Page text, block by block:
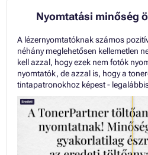
Nyomtatási minőség
A lézernyomtatóknak számos
néhány meglehetősen kellemetlen
kell azzal, hogy ezek nem fotók
nyomtatók, de azzal is, hogy a
tintapatronokhoz képest -